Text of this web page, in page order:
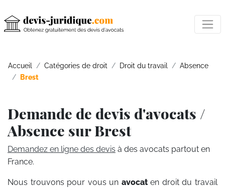
Accueil Catégories de droit Droit du travail
Absence
Brest
Demande de devis d'avocats /
Absence sur Brest
Demandez en ligne des devis à des avocats partout en
France.
Nous trouvons pour vous un avocaten droit du travail